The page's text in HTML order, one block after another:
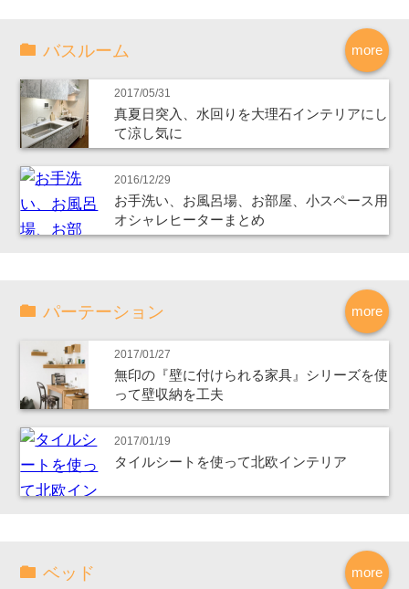
more
バスルーム
2017/05/31
真夏日突入、水回りを大理石インテリアにし
て涼し気に
2016/12/29
お手洗い、お風呂場、お部屋、小スペース用
オシャレヒーターまとめ
more
パーテーション
2017/01/27
無印の『壁に付けられる家具』シリーズを使
って壁収納を工夫
2017/01/19
タイルシートを使って北欧インテリア
more
ベッド